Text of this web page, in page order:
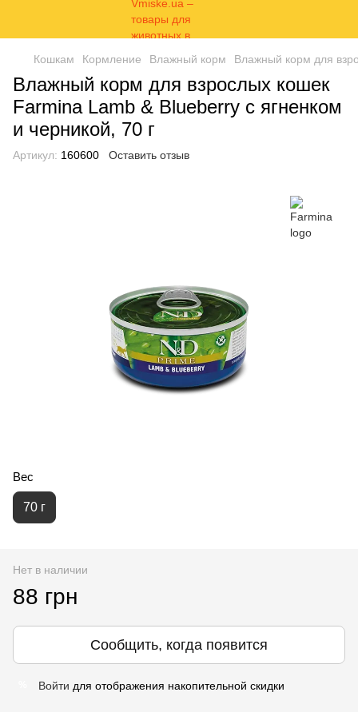
Кошкам Кормление Влажный корм Влажный корм для
Влажный корм для взрослых кошек
Farmina Lamb & Blueberry с ягненком
и черникой, 70 г
Артикул: 160600 Оставить отзыв
Вес
70 г
Нет в наличии
88 грн
Сообщить, когда появится
Войти для отображения накопительной скидки